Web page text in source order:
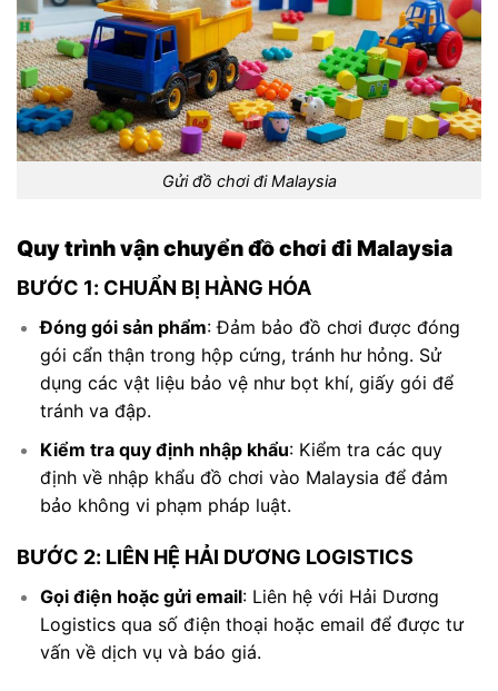
Gửi đồ chơi đi Malaysia
Quy trình vận chuyển đồ chơi đi Malaysia
BƯỚC 1: CHUẨN BỊ HÀNG HÓA
Đóng gói sản phẩm: Đảm bảo đồ chơi được đóng
gói cẩn thận trong hộp cứng, tránh hư hỏng. Sử
dụng các vật liệu bảo vệ như bọt khí, giấy gói để
tránh va đập.
Kiểm tra quy định nhập khẩu: Kiểm tra các quy
định về nhập khẩu đồ chơi vào Malaysia để đảm
bảo không vi phạm pháp luật.
BƯỚC 2: LIÊN HỆ HẢI DƯƠNG LOGISTICS
Gọi điện hoặc gửi email: Liên hệ với Hải Dương
Logistics qua số điện thoại hoặc email để được tư
vấn về dịch vụ và báo giá.